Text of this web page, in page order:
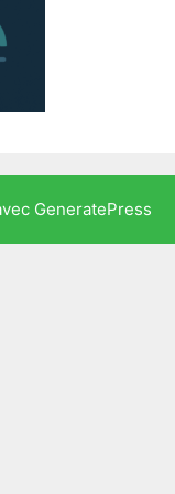
GeneratePress